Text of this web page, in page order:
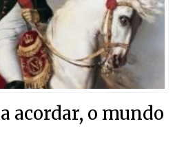
acordar, o mundo